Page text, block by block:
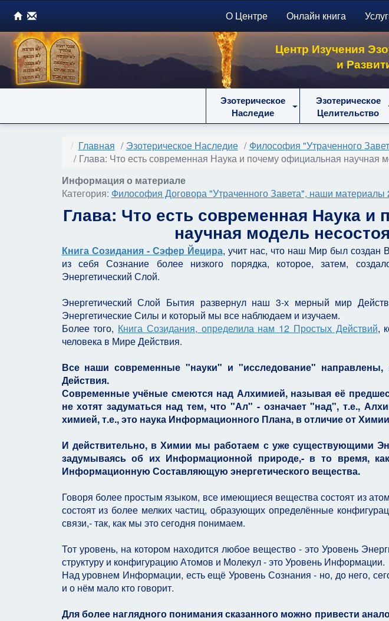
О Центре Онлайн книга
Центр Изучения
и
Эзотерическое
Наследие
Эзотерическое
Целительство
Главная Эзотерическое Наследие
Философия "Утраченного
Глава: Что есть современная Наука и почему официальная научная
Информация о материале
Категория: Философия Договора "Утраченного Завета", наши материалы
Глава: Что есть современная Наука и
научная модель
Книга Созидания - Сэфер Йецира, учит нас, что наш Мир был
из себя Сознание более низкого порядка, которое, затем,
Энергетический Слой.
Энергетический Слой Бытия развернул наш 3-х мерный мир
Энергетические Силы и который мы все наблюдаем и изучаем.
Более того, Книга Созидания, определила нам 12 Простых Действий,
человека в Мире Действия.
Все наши современные "науки" и "исследование" направлены,
Действия.
Современные учёные смеются над Алхимией, называя её
не хотят задуматься над тем, что "Ал" - означает "над", т.е.,
химией, т.е., это наука Информационного Плана, в отличие от
И действительно, в Химии мы работаем с уже существующими
задумываясь об их Информационной природе,- в то время,
Информационную Составляющую энергетического вещества.
Говоря более простым языком, все имеющиеся вещества состоят из
состоят из более мелких частиц, образующих определённые
связи,- так, как мы это сегодня понимаем.
Тот уровень, на котором находится любое вещество - это Уровень
структуру и конфигурацию Атомов и Молекул - это Уровень Информации.
Над уровнем Информации, есть ещё Уровень Сознания - но, до него,
и о нём мало кто говорит.
Для более наглядного понимания сказанного можно привести